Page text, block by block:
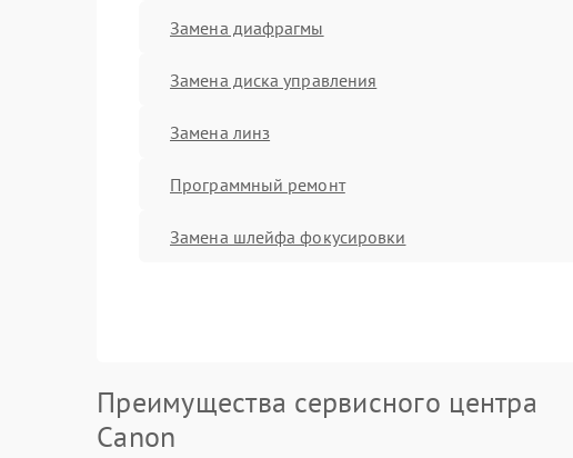
Замена диафрагмы
Замена диска управления
Замена линз
Программный ремонт
Замена шлейфа фокусировки
Преимущества сервисного центра
Canon